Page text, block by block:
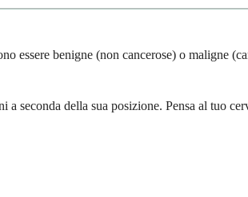
essere benigne (non cancerose) o maligne
della sua posizione. Pensa al tuo